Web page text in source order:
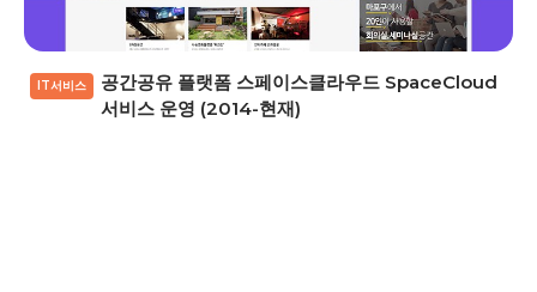
IT서비스
공간공유 플랫폼 스페이스클라우드 SpaceCloud
서비스 운영 (2014-현재)